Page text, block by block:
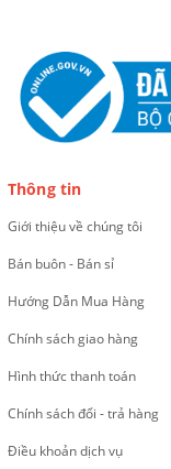
Thông tin
Giới thiệu về chúng tôi
Bán buôn - Bán sỉ
Hướng Dẫn Mua Hàng
Chính sách giao hàng
Hình thức thanh toán
Chính sách đổi - trả hàng
Điều khoản dịch vụ